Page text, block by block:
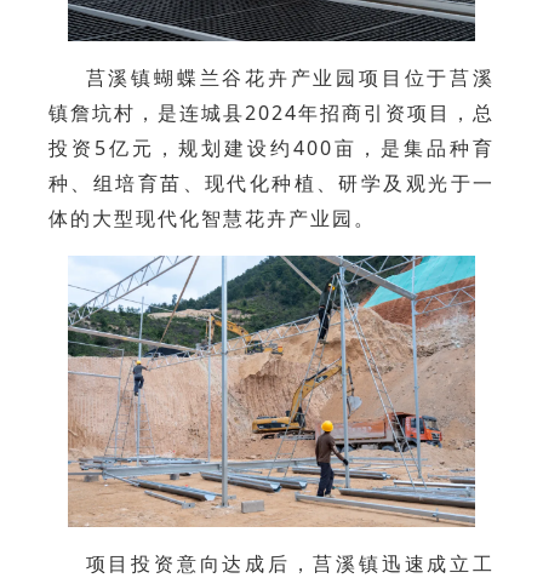
莒溪镇蝴蝶兰谷花卉产业园项目位于莒溪
镇詹坑村，是连城县2024年招商引资项目，总
投资5亿元，规划建设约400亩，是集品种育
种、组培育苗、现代化种植、研学及观光于一
体的大型现代化智慧花卉产业园。
项目投资意向达成后，莒溪镇迅速成立工